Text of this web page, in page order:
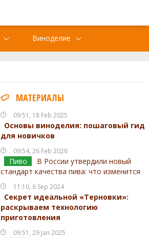
Виноделие
МАТЕРИАЛЫ
09:51, 18 Feb 2025
Основы виноделия: пошаговый гид
для новичков
09:54, 26 Feb 2026
Пиво
В России утвердили новый
стандарт качества пива: что изменится
11:10, 6 Sep 2024
Секрет идеальной «Терновки»:
раскрываем технологию
приготовления
09:51, 29 Jan 2025